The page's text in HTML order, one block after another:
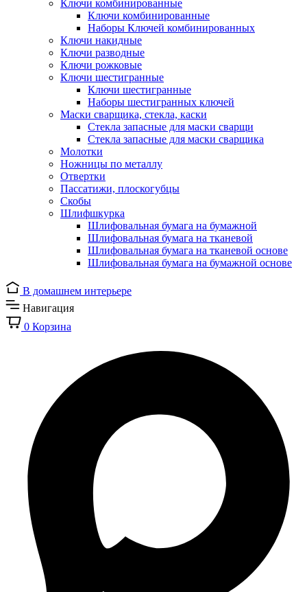
Ключи комбинированные
Ключи комбинированные
Наборы Ключей комбинированных
Ключи накидные
Ключи разводные
Ключи рожковые
Ключи шестигранные
Ключи шестигранные
Наборы шестигранных ключей
Маски сварщика, стекла, каски
Стекла запасные для маски сварщи
Стекла запасные для маски сварщика
Молотки
Ножницы по металлу
Отвертки
Пассатижи, плоскогубцы
Скобы
Шлифшкурка
Шлифовальная бумага на бумажной
Шлифовальная бумага на тканевой
Шлифовальная бумага на тканевой основе
Шлифовальная бумага на бумажной основе
В домашнем интерьере
Навигация
0 Корзина